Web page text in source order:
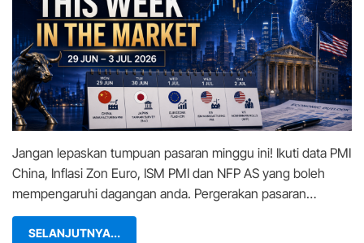
the
Market
(29
Jun
3
Jul):
Data
China,
Inflasi
Eropah
Jangan lepaskan tumpuan pasaran minggu ini! Ikuti data PMI
China, Inflasi Zon Euro, ISM PMI dan NFP AS yang boleh
mempengaruhi dagangan anda. Pergerakan pasaran…
SELANJUTNYA...